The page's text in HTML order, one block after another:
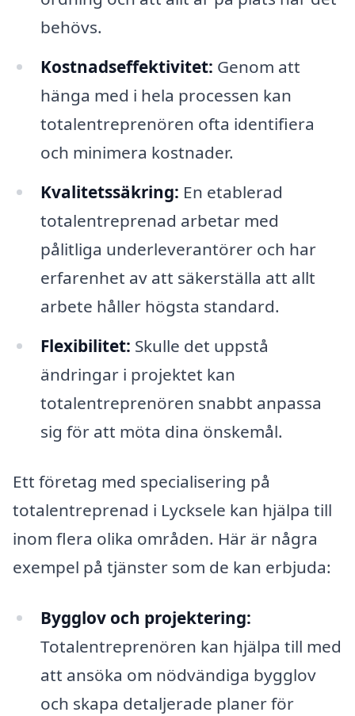
behövs.
Kostnadseffektivitet: Genom att
hänga med i hela processen kan
totalentreprenören ofta identifiera
och minimera kostnader.
Kvalitetssäkring: En etablerad
totalentreprenad arbetar med
pålitliga underleverantörer och har
erfarenhet av att säkerställa att allt
arbete håller högsta standard.
Flexibilitet: Skulle det uppstå
ändringar i projektet kan
totalentreprenören snabbt anpassa
sig för att möta dina önskemål.
Ett företag med specialisering på
totalentreprenad i Lycksele kan hjälpa till
inom flera olika områden. Här är några
exempel på tjänster som de kan erbjuda:
Bygglov och projektering:
Totalentreprenören kan hjälpa till med
att ansöka om nödvändiga bygglov
och skapa detaljerade planer för